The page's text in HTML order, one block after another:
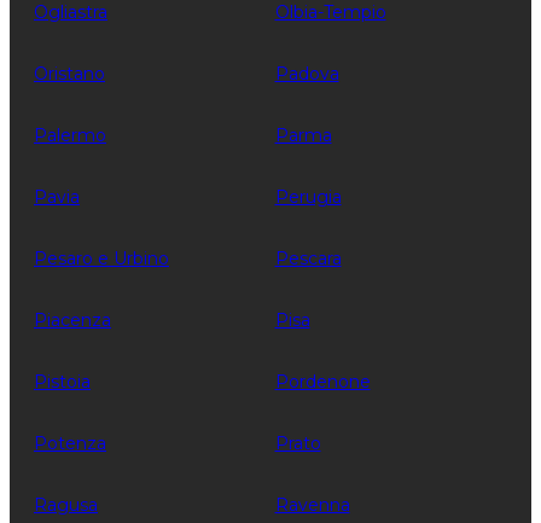
Ogliastra Olbia-Tempio
Oristano Padova
Palermo Parma
Pavia Perugia
Pesaro e Urbino Pescara
Piacenza Pisa
Pistoia Pordenone
Potenza Prato
Ragusa Ravenna